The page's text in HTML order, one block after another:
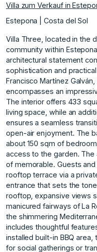
Villa zum Verkauf in
Estepona | Costa del Sol
Villa Three, located in the
community within
architectural statement
sophistication and
Francisco Martínez
encompasses an
The interior offers 433
living space, while an
ensures a seamless
open-air enjoyment. The
about 150 sqm of
access to the garden.
of memorable. Guests
rooftop terrace via a
entrance that sets the
rooftop, expansive views
manicured fairways of La
the shimmering
includes thoughtful
installed built-in BBQ
for social gatherings or